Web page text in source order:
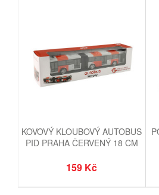
KOVOVÝ KLOUBOVÝ AUTOBUS
PID PRAHA ČERVENÝ 18 CM
159 Kč